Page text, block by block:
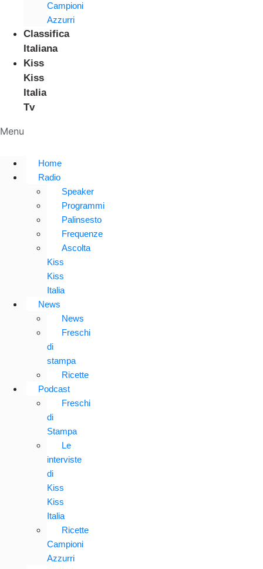
Campioni
Azzurri
Classifica
Italiana
Kiss
Kiss
Italia
Tv
Menu
Home
Radio
Speaker
Programmi
Palinsesto
Frequenze
Ascolta
Kiss
Kiss
Italia
News
News
Freschi
di
stampa
Ricette
Podcast
Freschi
di
Stampa
Le
interviste
di
Kiss
Kiss
Italia
Ricette
Campioni
Azzurri